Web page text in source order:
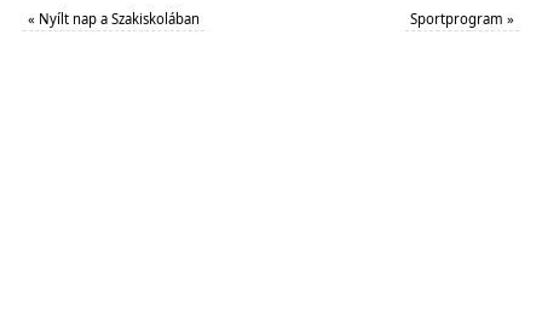
« Nyílt nap a Szakiskolában Sportprogram»